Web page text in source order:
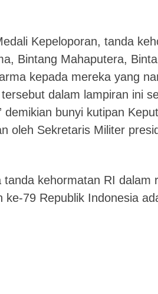
Kepeloporan, tanda
Bintang Mahaputera,
kepada mereka yang
dalam lampiran ini
bunyi kutipan
oleh Sekretaris Militer
kehormatan RI dalam
79 Republik Indonesia